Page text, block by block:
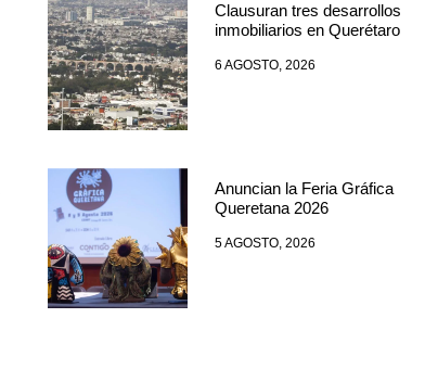
Clausuran tres desarrollos
inmobiliarios en Querétaro
6 AGOSTO, 2026
Anuncian la Feria Gráfica
Queretana 2026
5 AGOSTO, 2026